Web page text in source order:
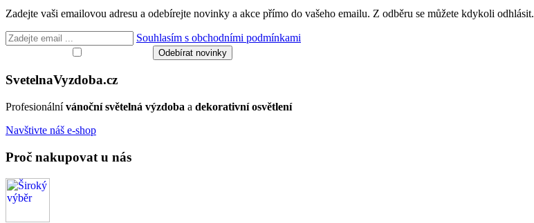
Zadejte vaši emailovou adresu a odebírejte novinky a akce přímo do vašeho emailu. Z odběru se můžete kdykoli odhlásit.
Souhlasím s obchodními podmínkami
SvetelnaVyzdoba.cz
Profesionálnívánoční světelná výzdoba a dekorativní osvětlení
Navštivte náš e-shop
Proč nakupovat u nás